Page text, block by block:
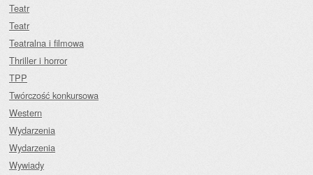
Teatr
Teatr
Teatralna i filmowa
Thriller i horror
TPP
Twórczość konkursowa
Western
Wydarzenia
Wydarzenia
Wywiady